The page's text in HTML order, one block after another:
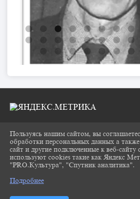
2026 Г. CHUKOVKA17.RU
ВХОД
КАРТА САЙТА
ПОЛИТИКА ОБРАБОТКИ
СДЕЛАНО НА KUBCMS
Пользуясь нашим сайтом, вы
обработки персональных данных а
сайт и другие подключенные к веб-сайту
используют cookies такие как Яндекс
"PRO.Культура", "Спутник аналитика".
Подробнее